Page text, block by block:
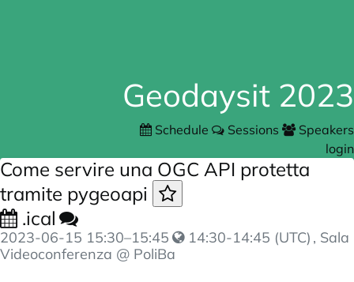
Geodaysit 2023
Schedule Sessions
Speakers
login
Come servire una OGC API protetta
tramite pygeoapi
.ical
2023-06-15 15:30–15:45 14:30-14:45 (UTC) , Sala
Videoconferenza @ PoliBa